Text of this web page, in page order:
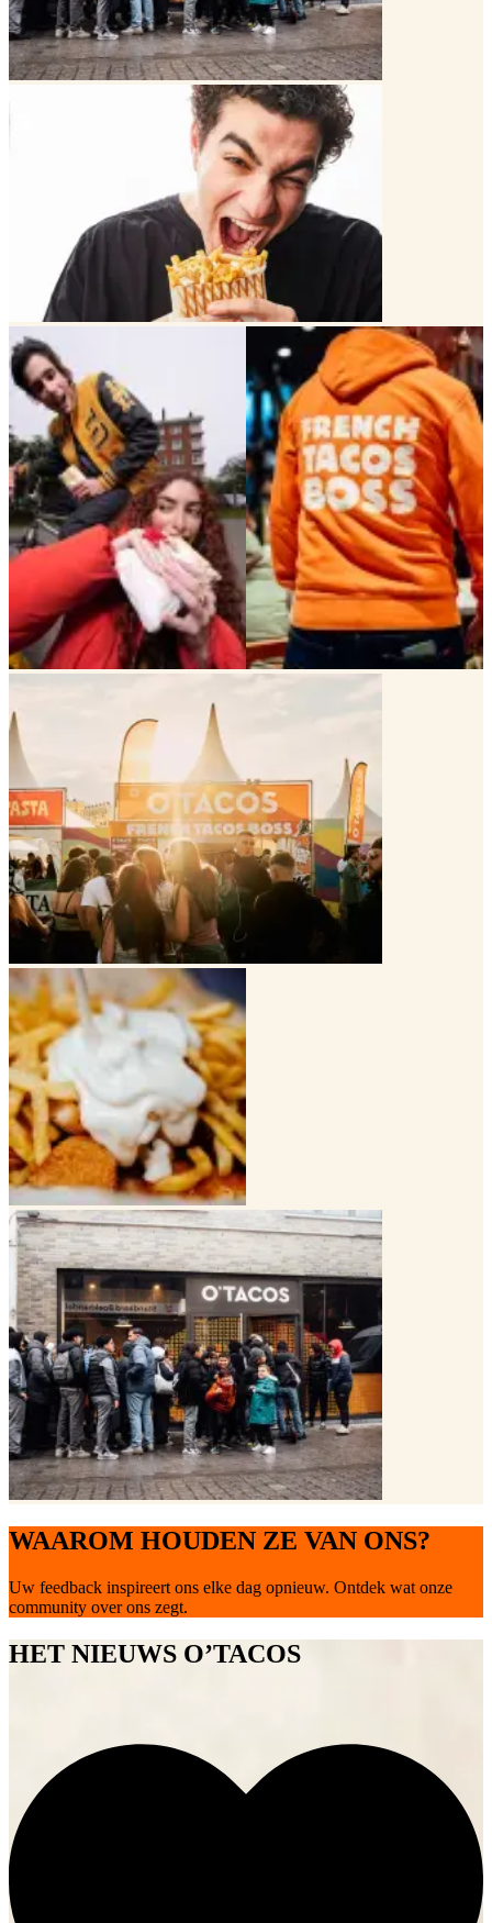
WAAROM HOUDEN ZE VAN ONS?
Uw feedback inspireert ons elke dag opnieuw. Ontdek wat onze
community over ons zegt.
HET NIEUWS O’TACOS